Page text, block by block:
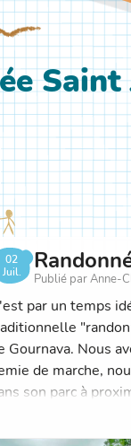
Saint
02
Juil.
Publié par Anne-
par un temps
Gournava. Nous
de marche,
son parc à
impatients de